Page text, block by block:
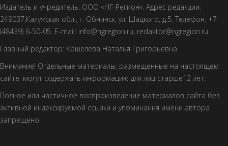
Издатель и учредитель: ООО «НГ-Регион». Адрес редакции:
249037,Калужская обл., г. Обнинск, ул. Шацкого, д.5. Телефон: +7
(48439) 6-50-05. E-mail: info@ngregion.ru, redaktor@ngregion.ru
Главный редактор: Кошелева Наталья Григорьевна
Внимание! Отдельные материалы, размещенные на настоящем
сайте, могут содержать информацию для лиц старше12 лет.
Полное или частичное воспроизведение материалов сайта без
активной индексируемой ссылки и упоминания имени автора
запрещено.